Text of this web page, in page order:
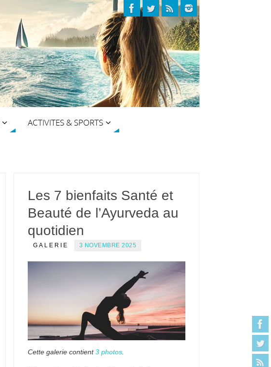
ACTIVITES & SPORTS
Les 7 bienfaits Santé et
Beauté de l’Ayurveda au
quotidien
GALERIE 3 NOVEMBRE 2025
Cette galerie contient3 photos.